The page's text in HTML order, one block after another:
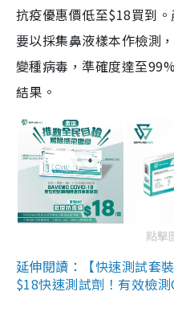
抗疫優惠價低至$18買到
要以採集鼻液樣本作檢測
變種病毒，準確度達至
結果。
點擊
延伸閱讀：【快速測試套
$18快速測試劑！有效檢